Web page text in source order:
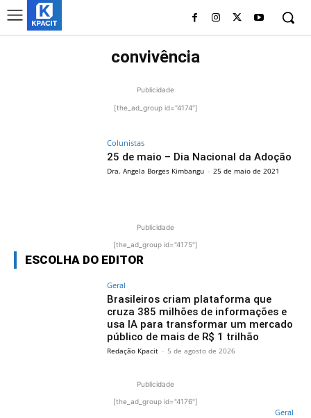
convivência
Publicidade
[the_ad_group id="4174"]
Colunistas
25 de maio – Dia Nacional da Adoção
Dra. Angela Borges Kimbangu - 25 de maio de 2021
Publicidade
[the_ad_group id="4175"]
ESCOLHA DO EDITOR
Geral
Brasileiros criam plataforma que
cruza 385 milhões de informações e
usa IA para transformar um mercado
público de mais de R$ 1 trilhão
Redação Kpacit - 5 de agosto de 2026
Publicidade
[the_ad_group id="4176"]
Geral